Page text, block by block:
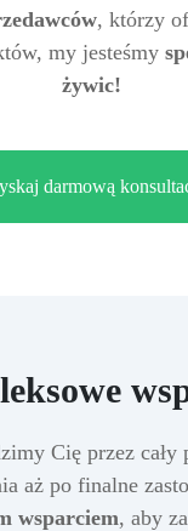
, którzy
my jesteśmy
żywic!
darmową
Cię przez cały
aż po finalne
wsparciem, aby